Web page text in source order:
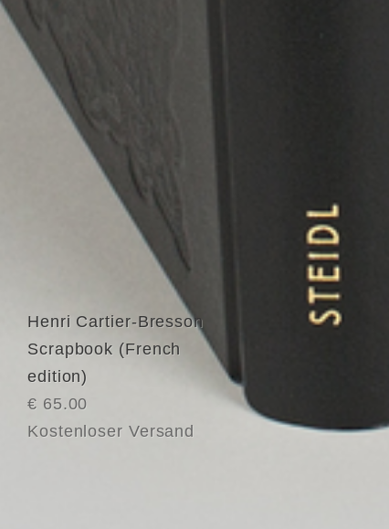
Henri Cartier-Bresson
Scrapbook (French
edition)
€ 65.00
Kostenloser Versand